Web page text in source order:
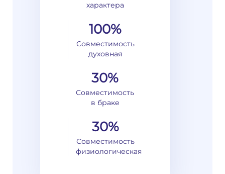
характера
100%
Совместимость
духовная
30%
Совместимость
в браке
30%
Совместимость
физиологическая